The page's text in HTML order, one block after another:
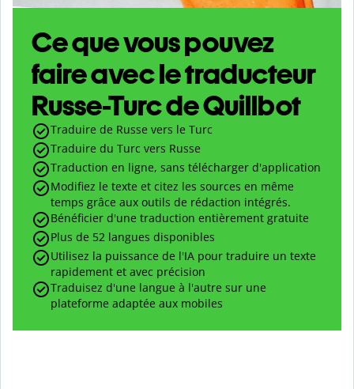
Ce que vous pouvez
faire avec le traducteur
Russe-Turc de Quillbot
Traduire de Russe vers le Turc
Traduire du Turc vers Russe
Traduction en ligne, sans télécharger d'application
Modifiez le texte et citez les sources en même
temps grâce aux outils de rédaction intégrés.
Bénéficier d'une traduction entièrement gratuite
Plus de 52 langues disponibles
Utilisez la puissance de l'IA pour traduire un texte
rapidement et avec précision
Traduisez d'une langue à l'autre sur une
plateforme adaptée aux mobiles